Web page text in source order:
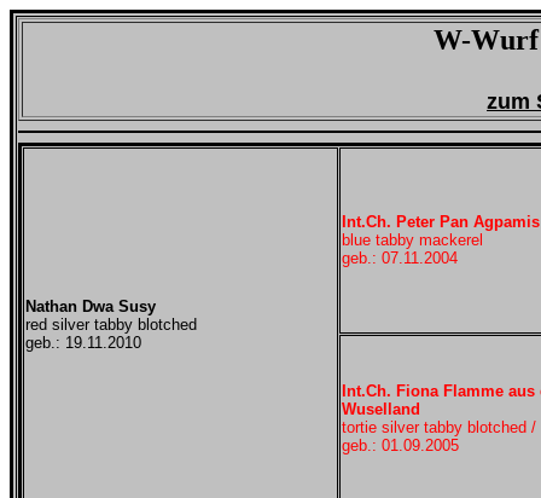
W-
zum
Nathan Dwa Susy
red silver tabby blotched
geb.: 19.11.2010
Int.Ch. Peter Pan Agpamis
blue tabby mackerel
geb.: 07.11.2004
Int.Ch. Fiona Flamme aus
Wuselland
tortie silver tabby blotched /
geb.: 01.09.2005